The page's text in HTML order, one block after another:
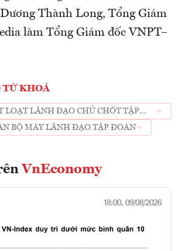
Thành Long, Tổng Giám
làm Tổng Giám đốc VNPT–
TỪ KHOÁ
LOẠT LÃNH ĐẠO CHỦ CHỐT TẬP
BỘ MÁY LÃNH ĐẠO TẬP ĐOÀN
VnEconomy
18:00, 09/08/2026